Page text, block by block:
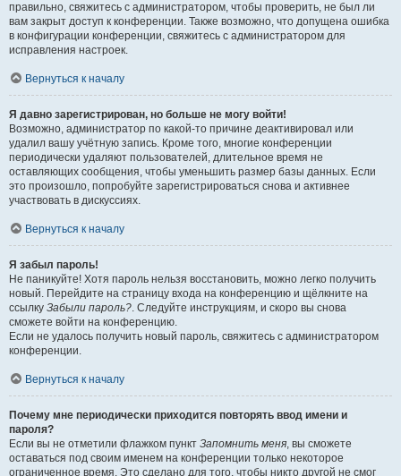
правильно, свяжитесь с администратором, чтобы проверить, не был ли
вам закрыт доступ к конференции. Также возможно, что допущена ошибка
в конфигурации конференции, свяжитесь с администратором для
исправления настроек.
Вернуться к началу
Я давно зарегистрирован, но больше не могу войти!
Возможно, администратор по какой-то причине деактивировал или
удалил вашу учётную запись. Кроме того, многие конференции
периодически удаляют пользователей, длительное время не
оставляющих сообщения, чтобы уменьшить размер базы данных. Если
это произошло, попробуйте зарегистрироваться снова и активнее
участвовать в дискуссиях.
Вернуться к началу
Я забыл пароль!
Не паникуйте! Хотя пароль нельзя восстановить, можно легко получить
новый. Перейдите на страницу входа на конференцию и щёлкните на
ссылку Забыли пароль?. Следуйте инструкциям, и скоро вы снова
сможете войти на конференцию.
Если не удалось получить новый пароль, свяжитесь с администратором
конференции.
Вернуться к началу
Почему мне периодически приходится повторять ввод имени и
пароля?
Если вы не отметили флажком пункт Запомнить меня, вы сможете
оставаться под своим именем на конференции только некоторое
ограниченное время. Это сделано для того, чтобы никто другой не смог